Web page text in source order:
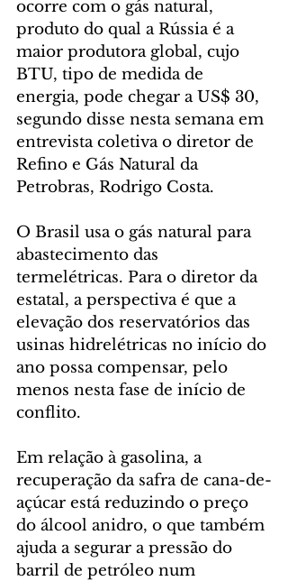
ocorre com o gás natural,
produto do qual a Rússia é a
maior produtora global, cujo
BTU, tipo de medida de
energia, pode chegar a US$ 30,
segundo disse nesta semana em
entrevista coletiva o diretor de
Refino e Gás Natural da
Petrobras, Rodrigo Costa.
O Brasil usa o gás natural para
abastecimento das
termelétricas. Para o diretor da
estatal, a perspectiva é que a
elevação dos reservatórios das
usinas hidrelétricas no início do
ano possa compensar, pelo
menos nesta fase de início de
conflito.
Em relação à gasolina, a
recuperação da safra de cana-de-
açúcar está reduzindo o preço
do álcool anidro, o que também
ajuda a segurar a pressão do
barril de petróleo num